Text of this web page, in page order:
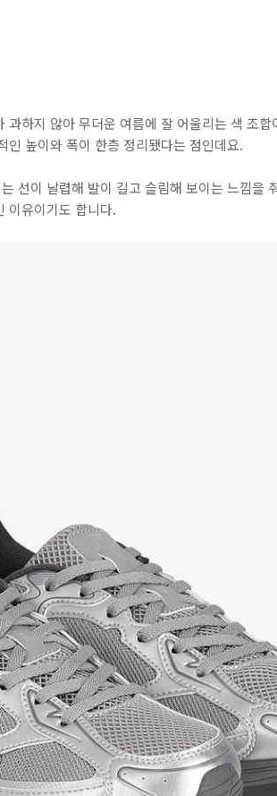
하지 않아 무더운 여름에 잘 어울리는 색 조합
높이와 폭이 한층 정리됐다는 점인데요.
선이 날렵해 발이 길고 슬림해 보이는 느낌을
이유이기도 합니다.